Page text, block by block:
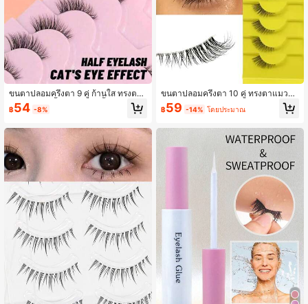
ขนตาปลอมครึ่งตา 9 คู่ ก้านใส ทรงตา
แมว 3D ขนมิ้งค์เทียม นุ่ม สั้น 6-10 มม.
ก้านล่องหน ฟินิชฟุ้ง เหมาะสำหรับประ
นถนน ดื่มหลังเลิกงาน เที่ยววันหยุด ถ่า
ยรูปพรอม งานแต่งปลายทาง และวันอีฎิ
ลฟิตรี
฿54 -8%
ขนตาปลอมครึ่งตา 10 คู่ ทรงตาแมวธร
รมชาติ อุปกรณ์แต่งหน้า ขนตาปลอมมิ
งค์เทียมแบบฟูใส พร้อมขนตาตาแมวเรี
฿59 -14% โดยประมาณ